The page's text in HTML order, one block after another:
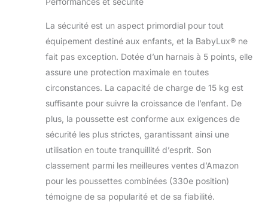
La sécurité est un aspect primordial pour tout
équipement destiné aux enfants, et la BabyLux® ne
fait pas exception. Dotée d’un harnais à 5 points, elle
assure une protection maximale en toutes
circonstances. La capacité de charge de 15 kg est
suffisante pour suivre la croissance de l’enfant. De
plus, la poussette est conforme aux exigences de
sécurité les plus strictes, garantissant ainsi une
utilisation en toute tranquillité d’esprit. Son
classement parmi les meilleures ventes d’Amazon
pour les poussettes combinées (330e position)
témoigne de sa popularité et de sa fiabilité.